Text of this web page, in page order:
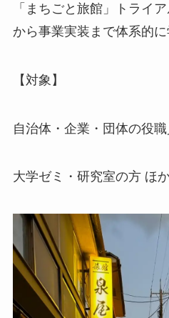
「まちごと旅館」トライ
から事業実装まで体系的に
【対象】
自治体・企業・団体の役職
大学ゼミ・研究室の方 ほ